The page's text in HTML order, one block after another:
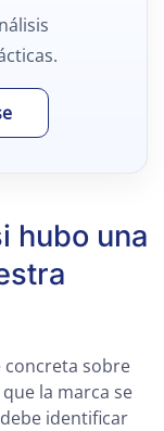
hubo una
concreta sobre
la marca se
identificar